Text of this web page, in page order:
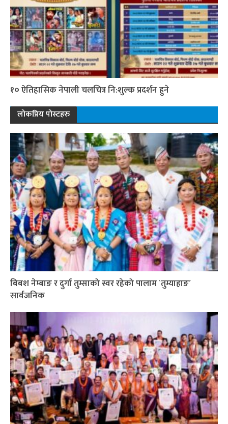
१० ऐतिहासिक नेपाली चलचित्र नि:शुल्क प्रदर्शन हुने
लोकप्रिय पोस्टहरु
बिबश नेम्बाङ र दुर्गा तुम्साको स्वर रहेको पालाम `तुम्याहाङ´
सार्वजनिक